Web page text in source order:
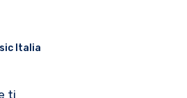
Italia